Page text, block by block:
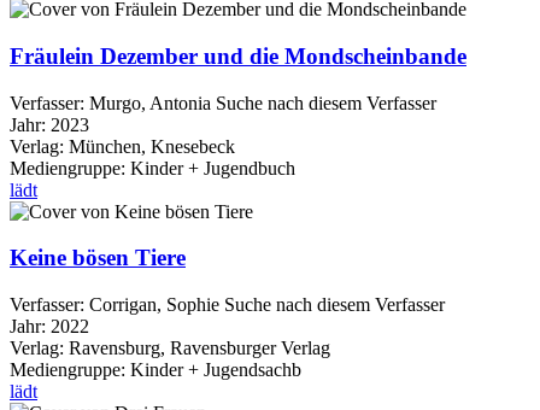
Fräulein Dezember und die Mondscheinbande
Verfasser: Murgo, Antonia Suche nach diesem Verfasser
Jahr: 2023
Verlag: München, Knesebeck
Mediengruppe: Kinder + Jugendbuch
lädt
Keine bösen Tiere
Verfasser: Corrigan, Sophie Suche nach diesem Verfasser
Jahr: 2022
Verlag: Ravensburg, Ravensburger Verlag
Mediengruppe: Kinder + Jugendsachb
lädt